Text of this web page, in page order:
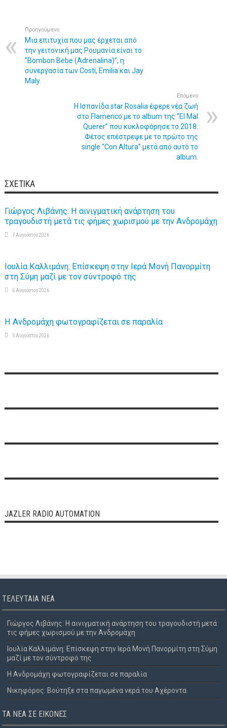
Προηγούμενο
Μια επιτυχία που μας έρχεται από
την γειτονική μας Ρουμανία είναι το
“Bombon Bebe (Adrenalina)”, η
συνεργασία των Costi, Emilia και Jay
Maly.
Επόμενο
Η Ισπανίδα star Rosalia έφερε νέα ζωή
στο Flamenco με το album της “El Mal
Querer” που κυκλοφόρησε το 2018.
Φέτος επέστρεψε με το πρώτο της
single “Con Altura” μετά από αυτό το
album.
ΣΧΕΤΙΚΆ
Γιώργος Λιβάνης: Η αινιγματική ανάρτηση του
τραγουδιστή μετά τις φήμες χωρισμού με την Ανδρομάχη
7 Αυγούστου 2026
Ιουλία Καλλιμάνη: Επίσκεψη στην Ιερά Μονή Πανορμίτη
στη Σύμη μαζί με τον σύντροφό της
6 Αυγούστου 2026
Η Ανδρομάχη φωτογραφίζεται σε παραλία
5 Αυγούστου 2026
JAZLER RADIO AUTOMATION
ΤΕΛΕΥΤΑΊΑ ΝΈΑ
Γιώργος Λιβάνης: Η αινιγματική ανάρτηση του τραγουδιστή μετά
τις φήμες χωρισμού με την Ανδρομάχη
Ιουλία Καλλιμάνη: Επίσκεψη στην Ιερά Μονή Πανορμίτη στη Σύμη
μαζί με τον σύντροφό της
Η Ανδρομάχη φωτογραφίζεται σε παραλία
Νικηφόρος: Βούτηξε στα παγωμένα νερά του Αχέροντα
ΤΑ ΝΈΑ ΣΕ ΕΙΚΌΝΕΣ